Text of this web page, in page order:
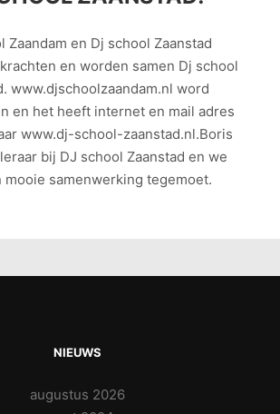
Zaandam en Dj school Zaanstad
en worden samen Dj school
www.djschoolzaandam.nl word
en het heeft internet en mail adres
www.dj-school-zaanstad.nl.Boris
bij DJ school Zaanstad en we
mooie samenwerking tegemoet.
NIEUWS
augustus 2026